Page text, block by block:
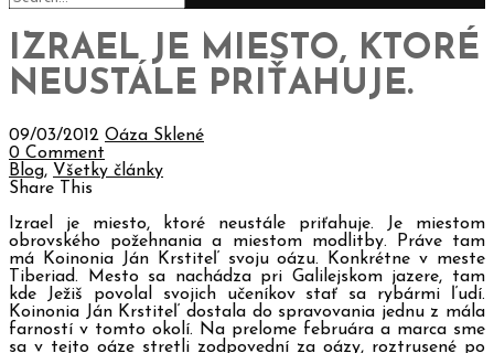
IZRAEL JE MIESTO, KTORÉ
NEUSTÁLE PRIŤAHUJE.
09/03/2012 Oáza Sklené
0 Comment
Blog, Všetky články
Share This
Izrael je miesto, ktoré neustále priťahuje. Je miestom
obrovského požehnania a miestom modlitby. Práve tam
má Koinonia Ján Krstiteľ svoju oázu. Konkrétne v meste
Tiberiad. Mesto sa nachádza pri Galilejskom jazere, tam
kde Ježiš povolal svojich učeníkov stať sa rybármi ľudí.
Koinonia Ján Krstiteľ dostala do spravovania jednu z mála
farností v tomto okolí. Na prelome februára a marca sme
sa v tejto oáze stretli zodpovední za oázy, roztrusené po